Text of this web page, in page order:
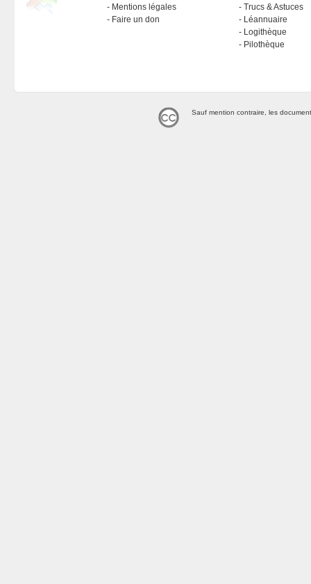
Mentions légales
Faire un don
Trucs & Astuces
Léannuaire
Logithèque
Pilothèque
Sauf mention contraire, les